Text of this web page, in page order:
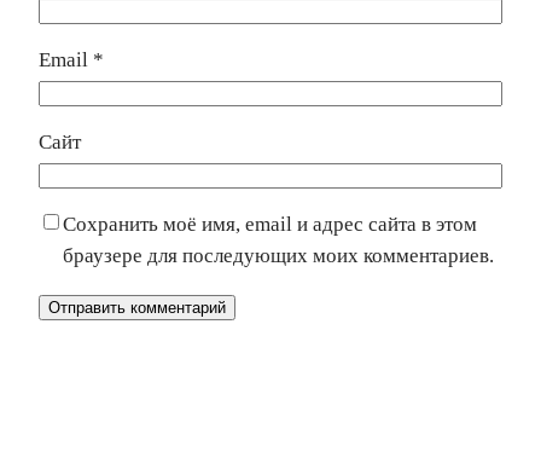
Email *
Сайт
Сохранить моё имя, email и адрес сайта в этом
браузере для последующих моих комментариев.